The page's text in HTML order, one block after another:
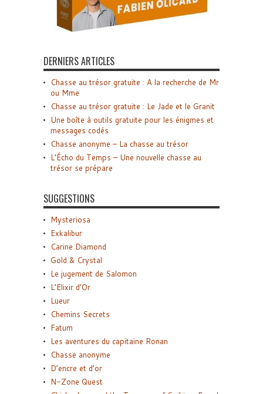
DERNIERS ARTICLES
Chasse au trésor gratuite : A la recherche de Mr
ou Mme
Chasse au trésor gratuite : Le Jade et le Granit
Une boîte à outils gratuite pour les énigmes et
messages codés
Chasse anonyme – La chasse au trésor
L’Écho du Temps – Une nouvelle chasse au
trésor se prépare
SUGGESTIONS
Mysteriosa
Exkalibur
Carine Diamond
Gold & Crystal
Le jugement de Salomon
L’Elixir d’Or
Lueur
Chemins Secrets
Fatum
Les aventures du capitaine Ronan
Chasse anonyme
D’encre et d’or
N-Zone Quest